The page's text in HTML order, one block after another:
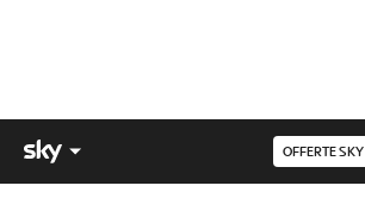
OFFERTE SKY